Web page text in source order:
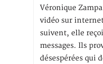
Véronique
vidéo sur
suivent, elle
messages. Ils
désespérées qui